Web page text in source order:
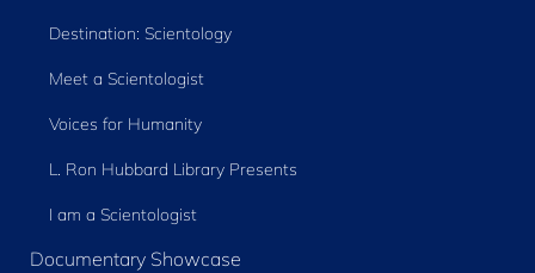
Destination: Scientology
Meet a Scientologist
Voices for Humanity
L. Ron Hubbard Library Presents
I am a Scientologist
Documentary Showcase